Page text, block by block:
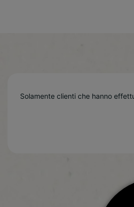
Solamente clienti che hanno